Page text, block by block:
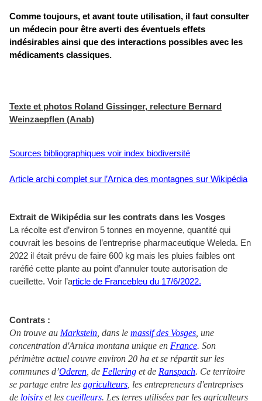
Comme toujours, et avant toute utilisation, il faut consulter
un médecin pour être averti des éventuels effets
indésirables ainsi que des interactions possibles avec les
médicaments classiques.
Texte et photos Roland Gissinger, relecture Bernard
Weinzaepflen (Anab)
Sources bibliographiques voir index biodiversité
Article archi complet sur l’Arnica des montagnes sur Wikipédia
Extrait de Wikipédia sur les contrats dans les Vosges
La récolte est d’environ 5 tonnes en moyenne, quantité qui
couvrait les besoins de l’entreprise pharmaceutique Weleda. En
2022 il était prévu de faire 600 kg mais les pluies faibles ont
raréfié cette plante au point d’annuler toute autorisation de
cueillette. Voir l’article de Francebleu du 17/6/2022.
Contrats :
On trouve au Markstein , dans le massif des Vosges , une
concentration d'Arnica montana unique en France. Son
périmètre actuel couvre environ 20 ha et se répartit sur les
communes d’Oderen , de Fellering et de Ranspach. Ce territoire
se partage entre les agriculteurs , les entrepreneurs d'entreprises
de loisirs et les cueilleurs. Les terres utilisées par les agriculteurs